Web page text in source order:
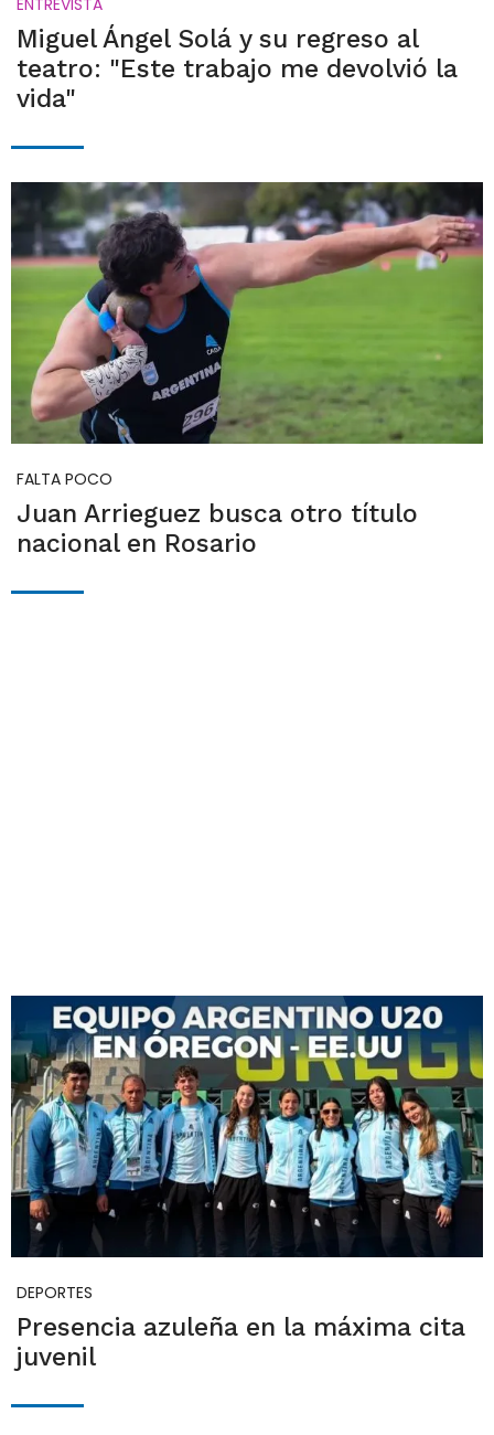
ENTREVISTA
Miguel Ángel Solá y su regreso al
teatro: "Este trabajo me devolvió la
vida"
FALTA POCO
Juan Arrieguez busca otro título
nacional en Rosario
DEPORTES
Presencia azuleña en la máxima cita
juvenil